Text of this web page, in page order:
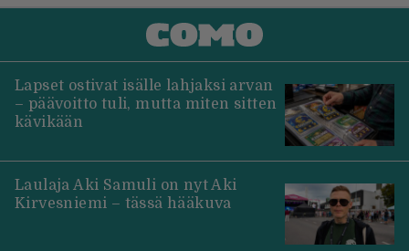
Lapset ostivat isälle lahjaksi arvan
– päävoitto tuli, mutta miten sitten
kävikään
Laulaja Aki Samuli on nyt Aki
Kirvesniemi – tässä hääkuva